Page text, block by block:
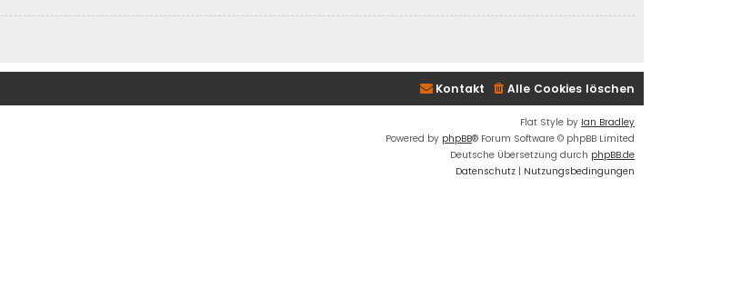
Alle Cookies löschen
Kontakt
Flat Style by Ian Bradley
Powered by phpBB® Forum Software © phpBB Limited
Deutsche Übersetzung durch phpBB.de
Datenschutz | Nutzungsbedingungen